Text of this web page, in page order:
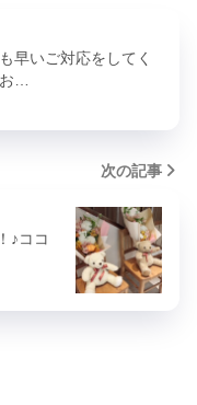
早いご対応をしてく
…
次の記事
♪ココ